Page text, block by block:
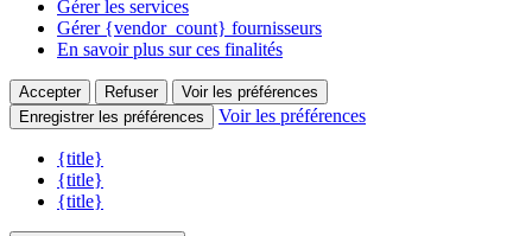
Gérer les services
Gérer {vendor_count} fournisseurs
En savoir plus sur ces finalités
Accepter Refuser
Voir les préférences
Enregistrer les préférences
Voir les préférences
{title}
{title}
{title}